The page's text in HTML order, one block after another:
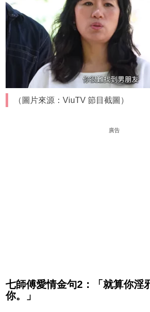
（圖片來源：ViuTV 節目截圖）
廣告
七師傅愛情金句2：「就算你淫
你。」